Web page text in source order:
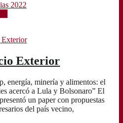
2022
Exterior
minería y alimentos: el
acercó a Lula y Bolsonaro” El
un paper con propuestas
del país vecino,